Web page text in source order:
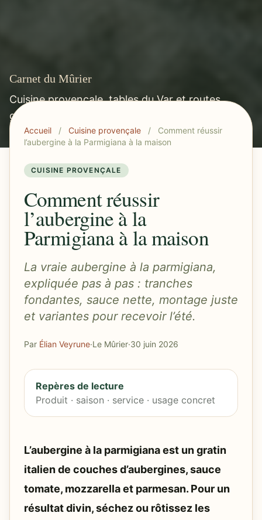
Carnet du Mûrier
Cuisine provençale, tables du Var et routes
gourmandes méditerranéennes.
Accueil / Cuisine provençale /
Comment réussir
l’aubergine à la Parmigiana à la maison
CUISINE PROVENÇALE
Comment réussir
l’aubergine à la
Parmigiana à la maison
La vraie aubergine à la parmigiana,
expliquée pas à pas : tranches
fondantes, sauce nette, montage juste
et variantes pour recevoir l’été.
Par Élian Veyrune·Le Mûrier·30 juin 2026
Repères de lecture
Produit · saison · service · usage concret
L’aubergine à la parmigiana est un gratin
italien de couches d’aubergines, sauce
tomate, mozzarella et parmesan. Pour un
résultat divin, séchez ou rôtissez les